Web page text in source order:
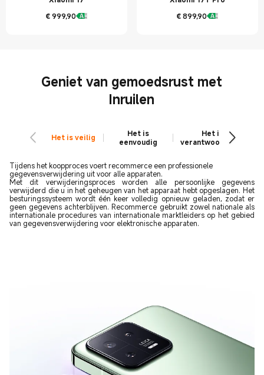
€999,90Current Price € 999.9
€899,90Current Price € 899.9
Geniet van gemoedsrust met
Inruilen
Het is veilig
Het is
eenvoudig
Het is
verantwoordelijk
Tijdens het koopproces voert recommerce een professionele
gegevensverwijdering uit voor alle apparaten.
Met dit verwijderingsproces worden alle persoonlijke gegevens
verwijderd die u in het geheugen van het apparaat hebt opgeslagen. Het
besturingssysteem wordt één keer volledig opnieuw geladen, zodat er
geen gegevens achterblijven. Recommerce gebruikt zowel nationale als
internationale procedures van internationale marktleiders op het gebied
van gegevensverwijdering voor elektronische apparaten.